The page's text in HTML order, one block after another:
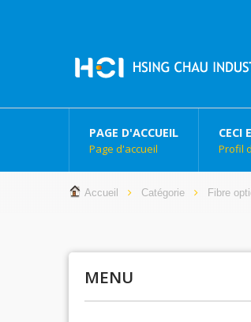
PAGE D'ACCUEIL
Page d'accueil
CECI
Profil
Accueil Catégorie Fibre
MENU